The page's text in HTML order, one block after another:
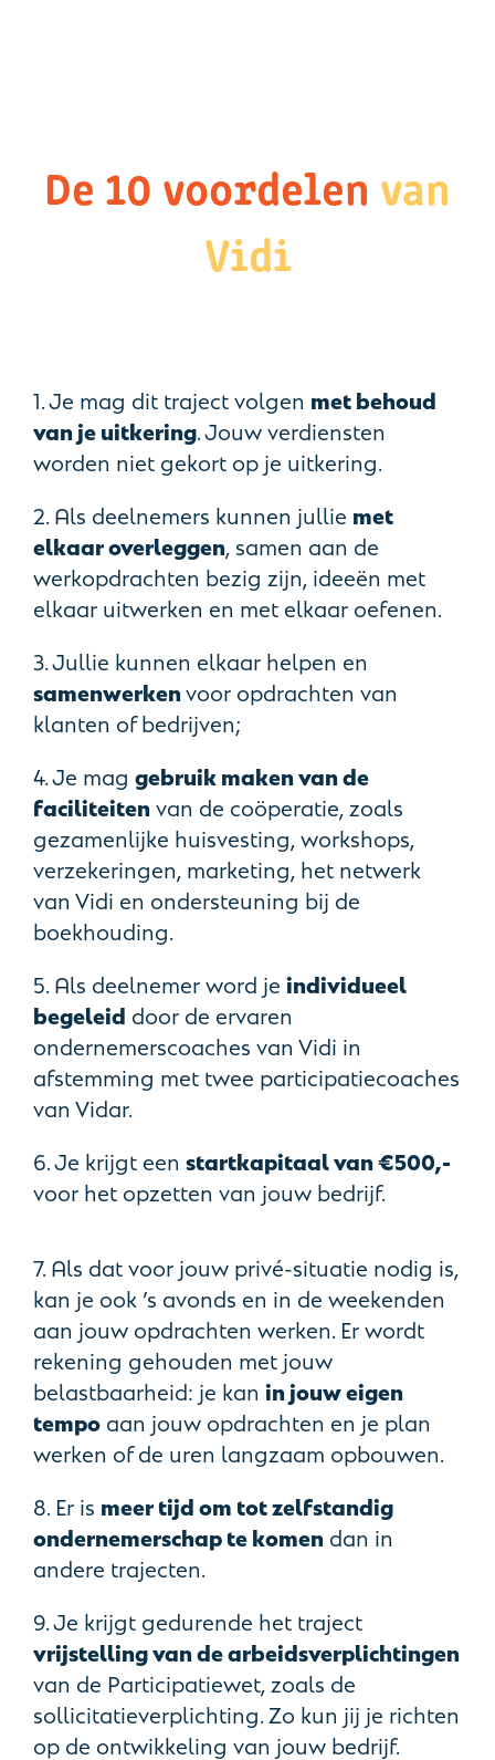
De 10 voordelen van
Vidi
1. Je mag dit traject volgen met behoud
van je uitkering . Jouw verdiensten
worden niet gekort op je uitkering.
2. Als deelnemers kunnen jullie met
elkaar overleggen , samen aan de
werkopdrachten bezig zijn, ideeën met
elkaar uitwerken en met elkaar oefenen.
3. Jullie kunnen elkaar helpen en
samenwerkenvoor opdrachten van
klanten of bedrijven;
4. Je mag gebruik maken van de
faciliteitenvan de coöperatie, zoals
gezamenlijke huisvesting, workshops,
verzekeringen, marketing, het netwerk
van Vidi en ondersteuning bij de
boekhouding.
5. Als deelnemer word je individueel
begeleid door de ervaren
ondernemerscoaches van Vidi in
afstemming met twee participatiecoaches
van Vidar.
6. Je krijgt een startkapitaal van €500,-
voor het opzetten van jouw bedrijf.
7. Als dat voor jouw privé-situatie nodig is,
kan je ook ’s avonds en in de weekenden
aan jouw opdrachten werken. Er wordt
rekening gehouden met jouw
belastbaarheid: je kan in jouw eigen
tempo aan jouw opdrachten en je plan
werken of de uren langzaam opbouwen.
8. Er is meer tijd om tot zelfstandig
ondernemerschap te komen dan in
andere trajecten.
9. Je krijgt gedurende het traject
vrijstelling van de arbeidsverplichtingen
van de Participatiewet, zoals de
sollicitatieverplichting. Zo kun jij je richten
op de ontwikkeling van jouw bedrijf.